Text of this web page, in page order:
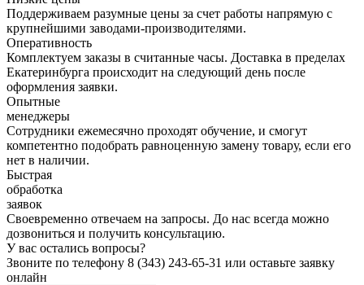
Поддерживаем разумные цены за счет работы напрямую с
крупнейшими заводами-производителями.
Оперативность
Комплектуем заказы в считанные часы. Доставка в пределах
Екатеринбурга происходит на следующий день после
оформления заявки.
Опытные
менеджеры
Сотрудники ежемесячно проходят обучение, и смогут
компетентно подобрать равноценную замену товару, если его
нет в наличии.
Быстрая
обработка
заявок
Своевременно отвечаем на запросы. До нас всегда можно
дозвониться и получить консультацию.
У вас остались вопросы?
Звоните по телефону 8 (343) 243-65-31 или оставьте заявку
онлайн